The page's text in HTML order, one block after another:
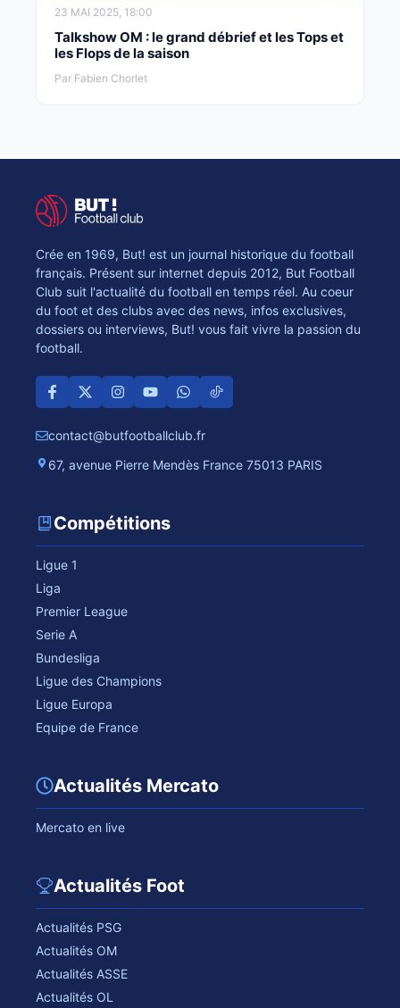
23 MAI 2025, 18:00
Talkshow OM : le grand débrief et les Tops et
les Flops de la saison
Par Fabien Chorlet
Crée en 1969, But! est un journal historique du football
français. Présent sur internet depuis 2012, But Football
Club suit l'actualité du football en temps réel. Au coeur
du foot et des clubs avec des news, infos exclusives,
dossiers ou interviews, But! vous fait vivre la passion du
football.
contact@butfootballclub.fr
67, avenue Pierre Mendès France 75013 PARIS
Compétitions
Ligue 1
Liga
Premier League
Serie A
Bundesliga
Ligue des Champions
Ligue Europa
Equipe de France
Actualités Mercato
Mercato en live
Actualités Foot
Actualités PSG
Actualités OM
Actualités ASSE
Actualités OL